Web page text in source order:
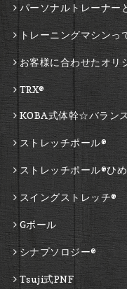
パーソナルトレーナー
トレーニングマシンっ
お客様に合わせたオリ
TRX®
KOBA式体幹☆バラン
ストレッチポール®
ストレッチポール®ひ
スイングストレッチ®
Gボール
シナプソロジー®
Tsuji式PNF